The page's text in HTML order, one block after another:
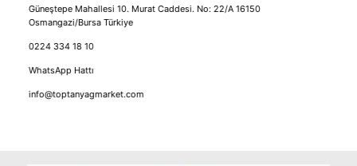
Güneştepe Mahallesi 10. Murat Caddesi. No: 22/A 16150
Osmangazi/Bursa Türkiye
0224 334 18 10
WhatsApp Hattı
info@toptanyagmarket.com